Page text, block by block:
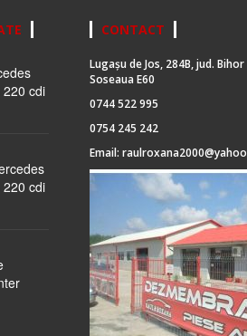
cdi
cdi
CONTACT
Lugașu de Jos, 284B, jud. Bihor
Soseaua E60
0744 522 995
0754 245 242
Email: